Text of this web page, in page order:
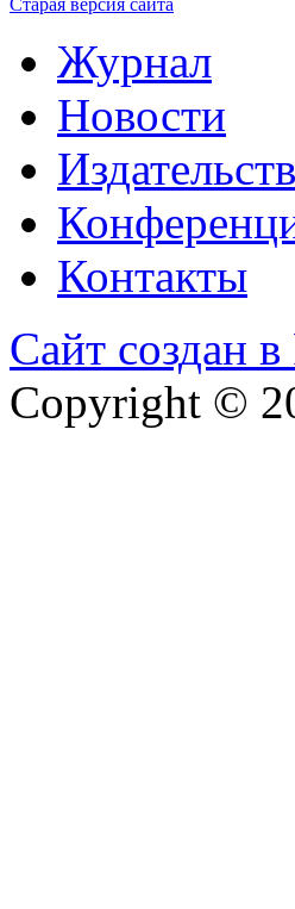
Старая версия сайта
Журнал
Новости
Контакты
Сайт создан
Copyright ©